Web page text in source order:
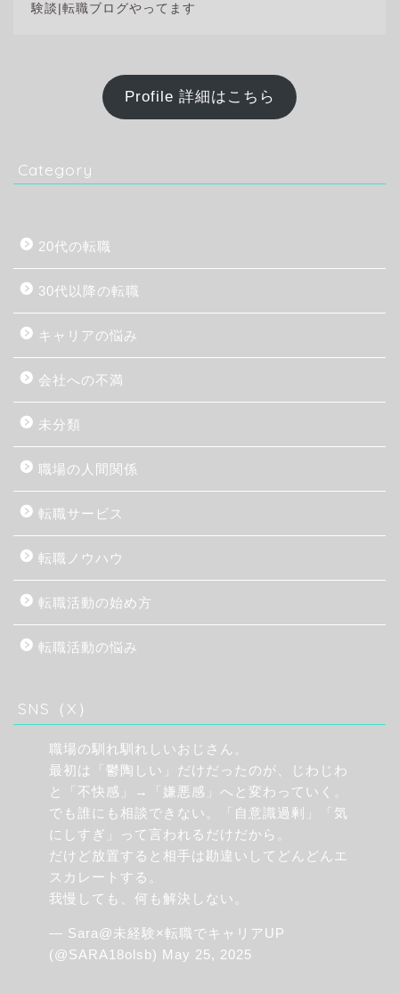
験談|転職ブログやってます
Profile 詳細はこちら
Category
20代の転職
30代以降の転職
キャリアの悩み
会社への不満
未分類
職場の人間関係
転職サービス
転職ノウハウ
転職活動の始め方
転職活動の悩み
SNS（X）
職場の馴れ馴れしいおじさん。
最初は「鬱陶しい」だけだったのが、じわじわ
と「不快感」→「嫌悪感」へと変わっていく。
でも誰にも相談できない。「自意識過剰」「気
にしすぎ」って言われるだけだから。
だけど放置すると相手は勘違いしてどんどんエ
スカレートする。
我慢しても、何も解決しない。
— Sara@未経験×転職でキャリアUP
(@SARA18olsb) May 25, 2025